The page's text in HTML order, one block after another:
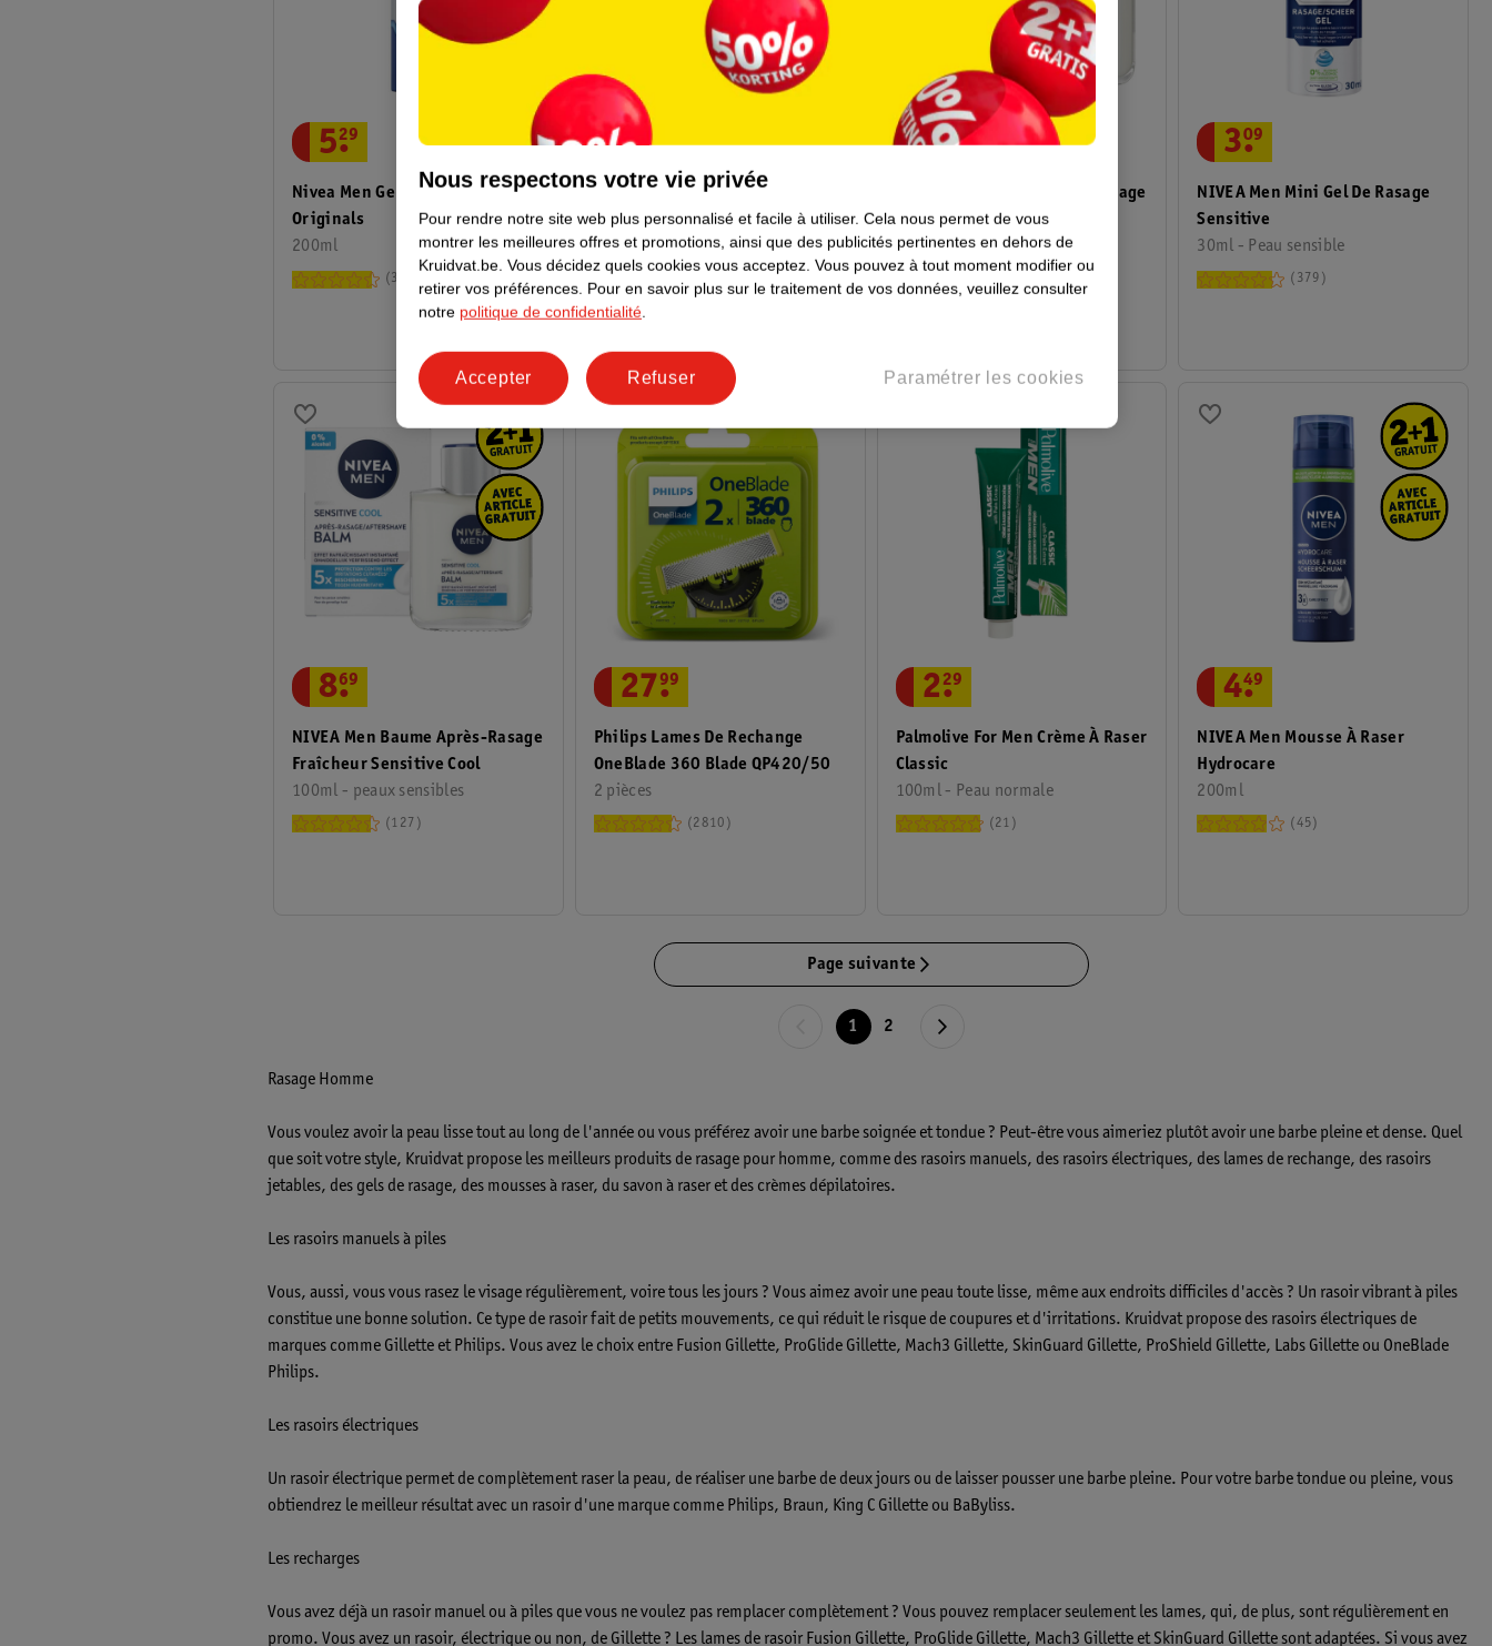
Nivea Men Gel À Raser Hydratant
Originals
200ml
5.
29
38
Philips Rasoir Électrique Series
3000 S3144/00
de
74.
99 49.
NIVEA Men Baume Après-Rasage
Protect & Care
100ml
8.
69
311
NIVEA Men Mini Gel De Rasage
Sensitive
30ml - Peau sensible
3.
09
379
NIVEA Men Baume Après-Rasage
Fraîcheur Sensitive Cool
100ml - peaux sensibles
8.
69
127
Philips Lames De Rechange
OneBlade 360 Blade QP420/50
2 pièces
27.
99
2810
Palmolive For Men Crème À Raser
Classic
100ml - Peau normale
2.
29
21
NIVEA Men Mousse À Raser
Hydrocare
200ml
4.
49
45
Page suivante
1 2
Rasage Homme
Vous voulez avoir la peau lisse tout au long de l'année ou vous préférez avoir une barbe soignée et tondue ? Peut-être vous aimeriez plutôt avoir une barbe pleine et dense. Quel
que soit votre style, Kruidvat propose les meilleurs produits de rasage pour homme, comme des rasoirs manuels, des rasoirs électriques, des lames de rechange, des rasoirs
jetables, des gels de rasage, des mousses à raser, du savon à raser et des crèmes dépilatoires.
Les rasoirs manuels à piles
Vous, aussi, vous vous rasez le visage régulièrement, voire tous les jours ? Vous aimez avoir une peau toute lisse, même aux endroits difficiles d'accès ? Un rasoir vibrant à piles
constitue une bonne solution. Ce type de rasoir fait de petits mouvements, ce qui réduit le risque de coupures et d'irritations. Kruidvat propose des rasoirs électriques de
marques comme Gillette et Philips. Vous avez le choix entre Fusion Gillette, ProGlide Gillette, Mach3 Gillette, SkinGuard Gillette, ProShield Gillette, Labs Gillette ou OneBlade
Philips.
Les rasoirs électriques
Un rasoir électrique permet de complètement raser la peau, de réaliser une barbe de deux jours ou de laisser pousser une barbe pleine. Pour votre barbe tondue ou pleine, vous
obtiendrez le meilleur résultat avec un rasoir d'une marque comme Philips, Braun, King C Gillette ou BaByliss.
Les recharges
Vous avez déjà un rasoir manuel ou à piles que vous ne voulez pas remplacer complètement ? Vous pouvez remplacer seulement les lames, qui, de plus, sont régulièrement en
promo. Vous avez un rasoir, électrique ou non, de Gillette ? Les lames de rasoir Fusion Gillette, ProGlide Gillette, Mach3 Gillette et SkinGuard Gillette sont adaptées. Si vous avez
Nous respectons votre vie privée
Pour rendre notre site web plus personnalisé et facile à utiliser. Cela nous permet de vous
montrer les meilleures offres et promotions, ainsi que des publicités pertinentes en dehors de
Kruidvat.be. Vous décidez quels cookies vous acceptez. Vous pouvez à tout moment modifier ou
retirer vos préférences. Pour en savoir plus sur le traitement de vos données, veuillez consulter
notre politique de confidentialité.
Paramétrer les cookies
Refuser
Accepter